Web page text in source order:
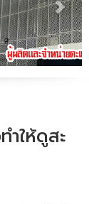
ำให้ดูสะ